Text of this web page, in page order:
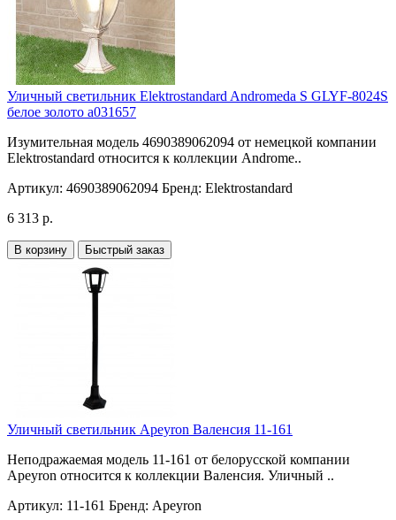
Уличный светильник Elektrostandard Andromeda S GLYF-8024S
белое золото a031657
Изумительная модель 4690389062094 от немецкой компании
Elektrostandard относится к коллекции Androme..
Артикул: 4690389062094 Бренд: Elektrostandard
6 313 р.
В корзину Быстрый заказ
Уличный светильник Apeyron Валенсия 11-161
Неподражаемая модель 11-161 от белорусской компании
Apeyron относится к коллекции Валенсия. Уличный ..
Артикул: 11-161 Бренд: Apeyron